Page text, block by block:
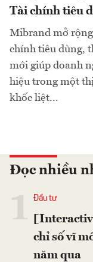
Tài chính tiêu
Mibrand mở rộng
chính tiêu dùng,
mới giúp doanh
hiệu trong một
khốc liệt...
Đọc nhiều
Đầu tư
chỉ số vĩ
năm qua